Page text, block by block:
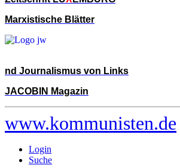
Marxistische Blätter
nd Journalismus von Links
JACOBIN Magazin
www.kommunisten.de
Login
Suche